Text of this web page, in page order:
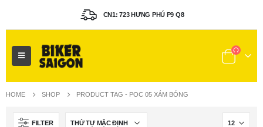
CN1: 723 HƯNG PHÚ P9 Q8
HOME SHOP PRODUCT TAG - POC 05 XÁM BÓNG
FILTER